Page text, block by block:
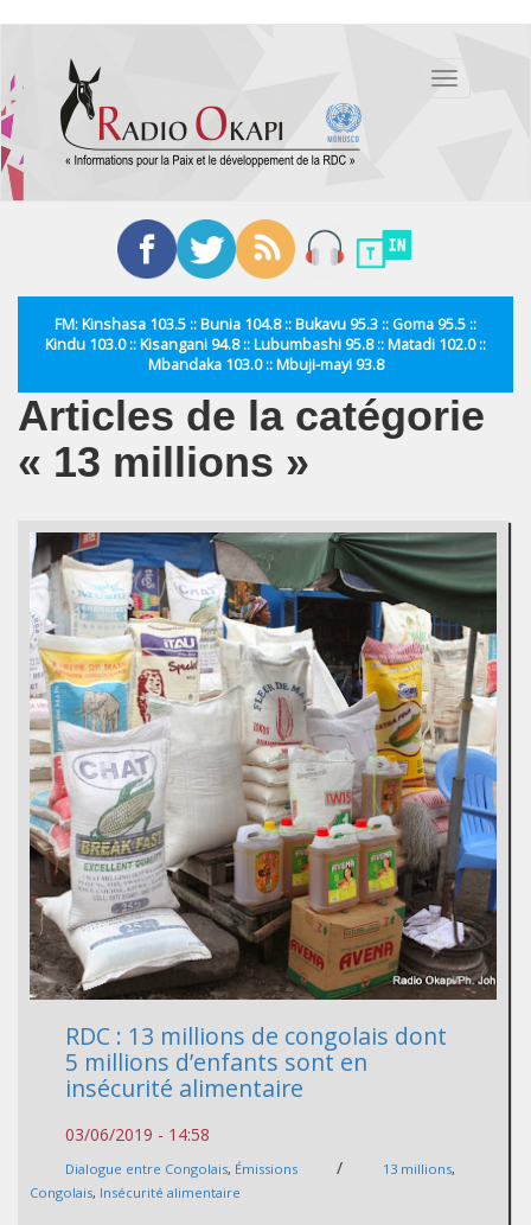
contenu
principal
Toggle
FM: Kinshasa 103.5 :: Bunia 104.8 :: Bukavu 95.3 :: Goma 95.5 ::
Kindu 103.0 :: Kisangani 94.8 :: Lubumbashi 95.8 :: Matadi 102.0 ::
Mbandaka 103.0 :: Mbuji-mayi 93.8
Articles de la catégorie
« 13 millions »
RDC : 13 millions de congolais dont
5 millions d’enfants sont en
insécurité alimentaire
03/06/2019 - 14:58
Dialogue entre Congolais, Émissions / 13 millions,
Congolais, Insécurité alimentaire